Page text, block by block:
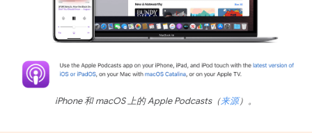
iPhone 和 macOS 上的 Apple Podcasts（来源）。